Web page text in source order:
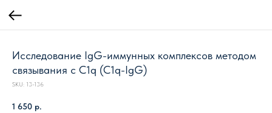
Исследование IgG-иммунных комплексов методом
связывания с C1q (С1q-IgG)
SKU: 13-136
1 650 р.